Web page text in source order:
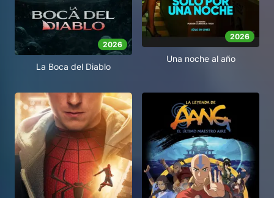
2026
La Boca del Diablo
2026
Una noche al año